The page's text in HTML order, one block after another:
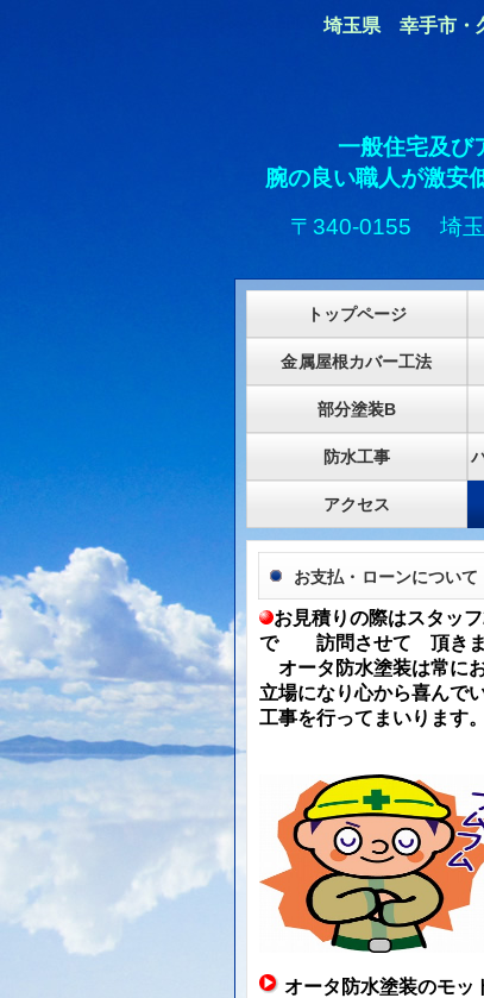
埼玉県 幸手市・久喜市
一般住宅及び
腕の良い職人が激安
〒340-0155 埼玉
トップページ
金属屋根カバー工法
部分塗装B
防水工事
アクセス
お支払・ローンについて
お見積りの際はスタッ
で 訪問させて 頂きま
オータ防水塗装は常に
立場になり心から喜んで
工事を行ってまいります。
オータ防水塗装のモッ